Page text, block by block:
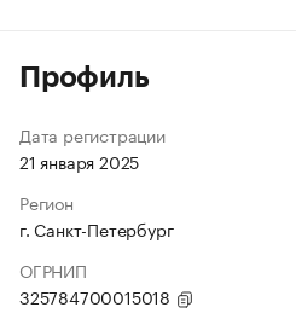
Профиль
Дата регистрации
21 января 2025
Регион
г. Санкт-Петербург
ОГРНИП
325784700015018